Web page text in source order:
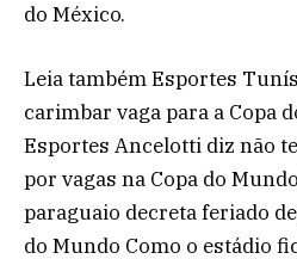
do México.
Leia também Esportes
carimbar vaga para a Copa
Esportes Ancelotti diz não
por vagas na Copa do
paraguaio decreta feriado
do Mundo Como o estádio